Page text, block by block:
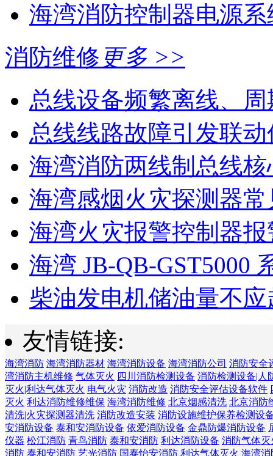
海湾消防控制器电源系
消防维修 更多 >>
总线设备频繁离线、
总线线路故障引发联
海湾消防两线制总线核
海湾感烟火灾探测器常
海湾火灾报警控制器报
海湾 JB-QB-GST5000
柴油发电机储油量不应
友情链接:
海湾消防 海湾消防器材 海湾消防设备 海湾消防公司 消防安全
湾消防主机维修 气体灭火 四川消防检测设备 消防检测设备|人
灭火|利达气体灭火 电气火灾 消防改造 消防安全评估设备软件
灭火 利达消防维修维保 海湾消防维修 北京烟感清洗 北京消防
清洗|火灾探测器清洗 消防改造安装 消防设施维护保养检测设
安消防设备 泰和安消防设备 依爱消防设备 金鼎防爆消防设备
仪器 松江消防 青鸟消防 泰和安消防 利达消防设备 消防气体灭
消防 泰和安消防 艺光消防 国泰怡安消防 利达气体灭火 海湾消